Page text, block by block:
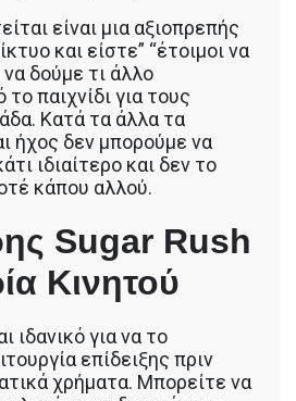
είναι μια αξιοπρεπής
και είστε” “έτοιμοι να
δούμε τι άλλο
παιχνίδι για τους
Κατά τα άλλα τα
ήχος δεν μπορούμε να
ιδιαίτερο και δεν το
κάπου αλλού.
Sugar Rush
Κινητού
ιδανικό για να το
επίδειξης πριν
χρήματα. Μπορείτε να